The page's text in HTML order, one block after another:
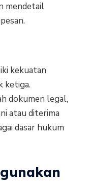
mendetail
kekuatan
ketiga.
dokumen legal,
atau diterima
dasar hukum